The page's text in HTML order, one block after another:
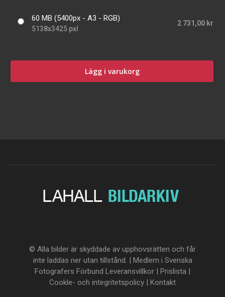
60 MB (5400px - A3 - RGB)
5138x3425 pxl
2 731,00 kr
Lägg i varukorg
© Alla bilder är skyddade av upphovsrätten och får
inte laddas ner utan tillstånd. | Medlem i Svenska
Fotografers Förbund Leveransvillkor | Prislista |
Cookle- och integritetspolicy | Kontakt